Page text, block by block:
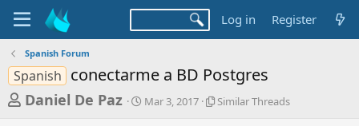
Log in Register
Spanish Forum
Spanish conectarme a BD Postgres
T
Daniel De Paz
SMar 3, 2017
S
Similar Threads